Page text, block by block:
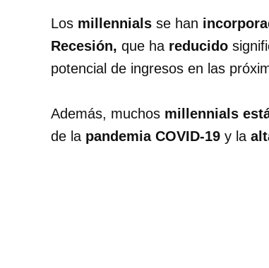
Los millennials se han
Recesión, que ha reducido
potencial de ingresos en las
Además, muchos millennials
de la pandemia COVID-19 y la